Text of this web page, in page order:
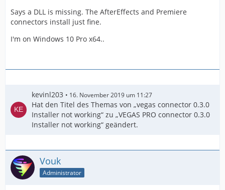
Says a DLL is missing. The AfterEffects and Premiere
connectors install just fine.
I'm on Windows 10 Pro x64..
kevinl203 16. November 2019 um 11:27
Hat den Titel des Themas von „vegas connector 0.3.0
Installer not working“ zu „VEGAS PRO connector 0.3.0
Installer not working“ geändert.
Vouk
Administrator